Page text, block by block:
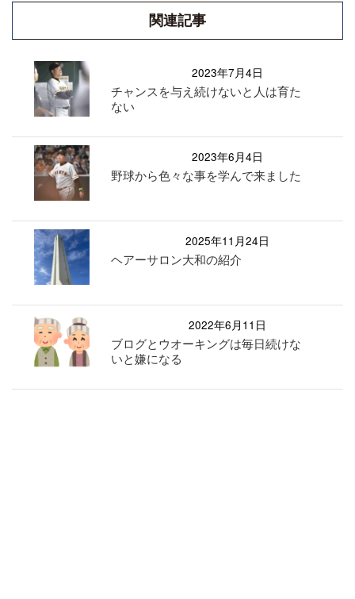
関連記事
2023年7月4日
チャンスを与え続けないと人は育た
ない
2023年6月4日
野球から色々な事を学んで来ました
2025年11月24日
ヘアーサロン大和の紹介
2022年6月11日
ブログとウオーキングは毎日続けな
いと嫌になる